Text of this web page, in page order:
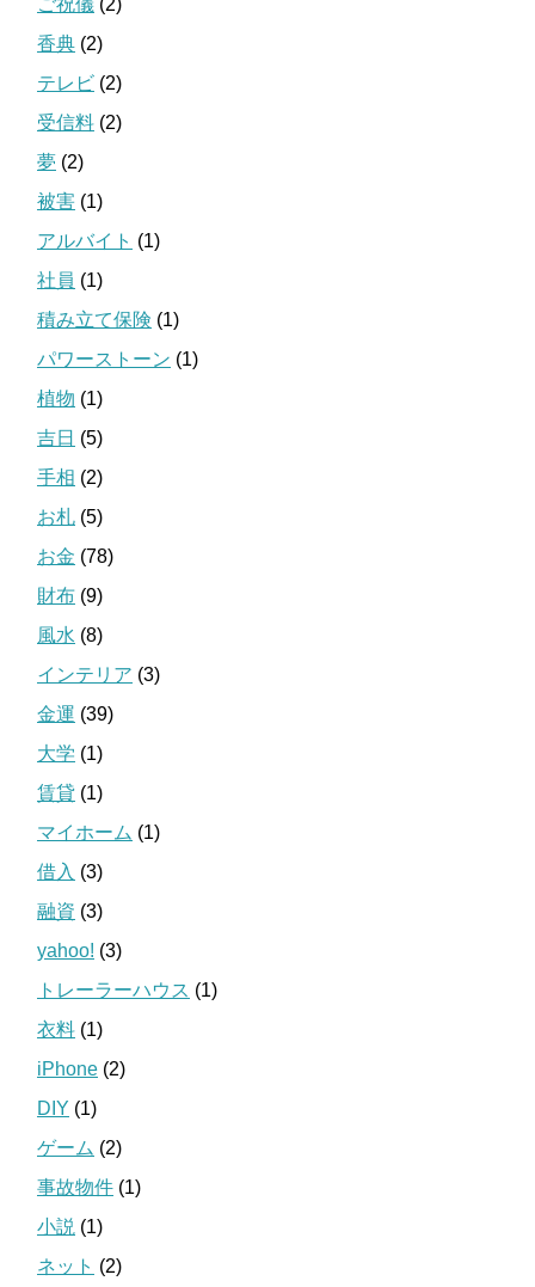
香典 (2)
テレビ (2)
受信料 (2)
夢 (2)
被害 (1)
アルバイト (1)
社員 (1)
積み立て保険 (1)
パワーストーン (1)
植物 (1)
吉日 (5)
手相 (2)
お札 (5)
お金 (78)
財布 (9)
風水 (8)
インテリア (3)
金運 (39)
大学 (1)
賃貸 (1)
マイホーム (1)
借入 (3)
融資 (3)
yahoo! (3)
トレーラーハウス (1)
衣料 (1)
iPhone (2)
DIY (1)
ゲーム (2)
事故物件 (1)
小説 (1)
ネット (2)